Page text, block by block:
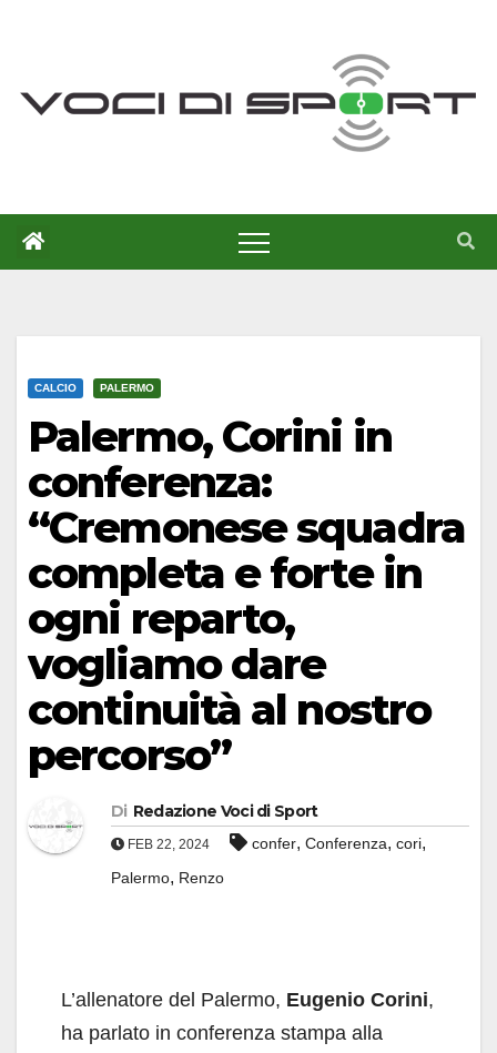
CALCIO PALERMO
Palermo, Corini in
conferenza:
“Cremonese squadra
completa e forte in
ogni reparto,
vogliamo dare
continuità al nostro
percorso”
Di Redazione Voci di Sport
FEB 22, 2024 confer, Conferenza, cori,
Palermo, Renzo
L’allenatore del Palermo, Eugenio Corini,
ha parlato in conferenza stampa alla